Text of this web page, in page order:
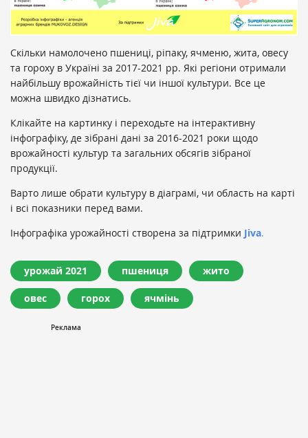
Скільки намолочено пшениці, ріпаку, ячменю, жита, овеcу
та гороху в Україні за 2017-2021 рр. Які регіони отримали
найбільшу врожайність тієї чи іншої культури. Все це
можна швидко дізнатись.
Клікайте на картинку і переходьте на інтерактивну
інфографіку, де зібрані дані за 2016-2021 роки щодо
врожайності культур та загальних обсягів зібраної
продукції.
Варто лише обрати культуру в діаграмі, чи область на карті
і всі показники перед вами.
Інфографіка урожайності створена за підтримки Jiva.
урожай 2021 пшениця жито
овес горох ячмінь